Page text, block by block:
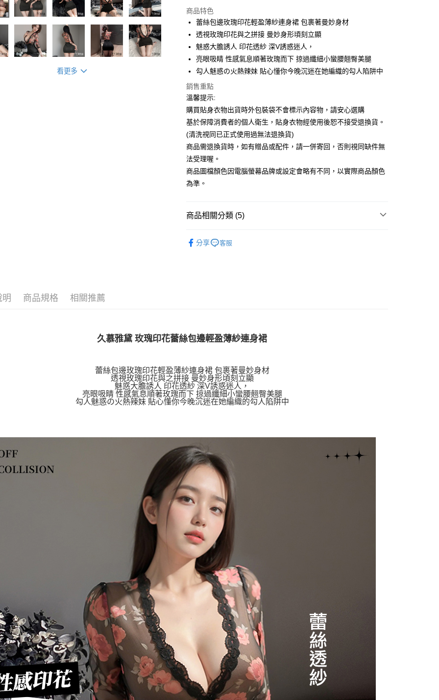
看更多
LINE Pay
Apple Pay
街口支付
悠遊付
ATM付款
運送方式
全家付款取貨
每筆NT$65，滿NT$599(含以上)免運費
7-11付款取貨
每筆NT$65，滿NT$599(含以上)免運費
每筆NT$80，滿NT$599(含以上)免運費
商品特色
蕾絲包邊玫瑰印花輕盈薄紗連身裙 包裹著曼妙身材
透視玫瑰印花與之拼接 曼妙身形頃刻立顯
魅惑大膽誘人 印花透紗 深V誘惑迷人，
亮眼吸睛 性感氣息順著玫瑰而下 掠過纖細小蠻腰翹臀美腿
勾人魅惑の火熱辣妹 貼心懂你今晚沉迷在她編織的勾人陷阱中
銷售重點
溫馨提示:
購買貼身衣物出貨時外包裝袋不會標示內容物，請安心選購
基於保障消費者的個人衛生，貼身衣物經使用後恕不接受退換貨。
(清洗視同已正式使用過無法退換貨)
商品需退換貨時，如有贈品或配件，請一併寄回，否則視同缺件無
法受理喔。
商品圖檔顏色因電腦螢幕品牌或設定會略有不同，以實際商品顏色
為準。
商品相關分類 (5)
分享 客服
明 商品規格 相關推薦
久慕雅黛 玫瑰印花蕾絲包邊輕盈薄紗連身裙
蕾絲包邊玫瑰印花輕盈薄紗連身裙 包裹著曼妙身材
透視玫瑰印花與之拼接 曼妙身形頃刻立顯
魅惑大膽誘人 印花透紗 深V誘惑迷人，
亮眼吸睛 性感氣息順著玫瑰而下 掠過纖細小蠻腰翹臀美腿
勾人魅惑の火熱辣妹 貼心懂你今晚沉迷在她編織的勾人陷阱中